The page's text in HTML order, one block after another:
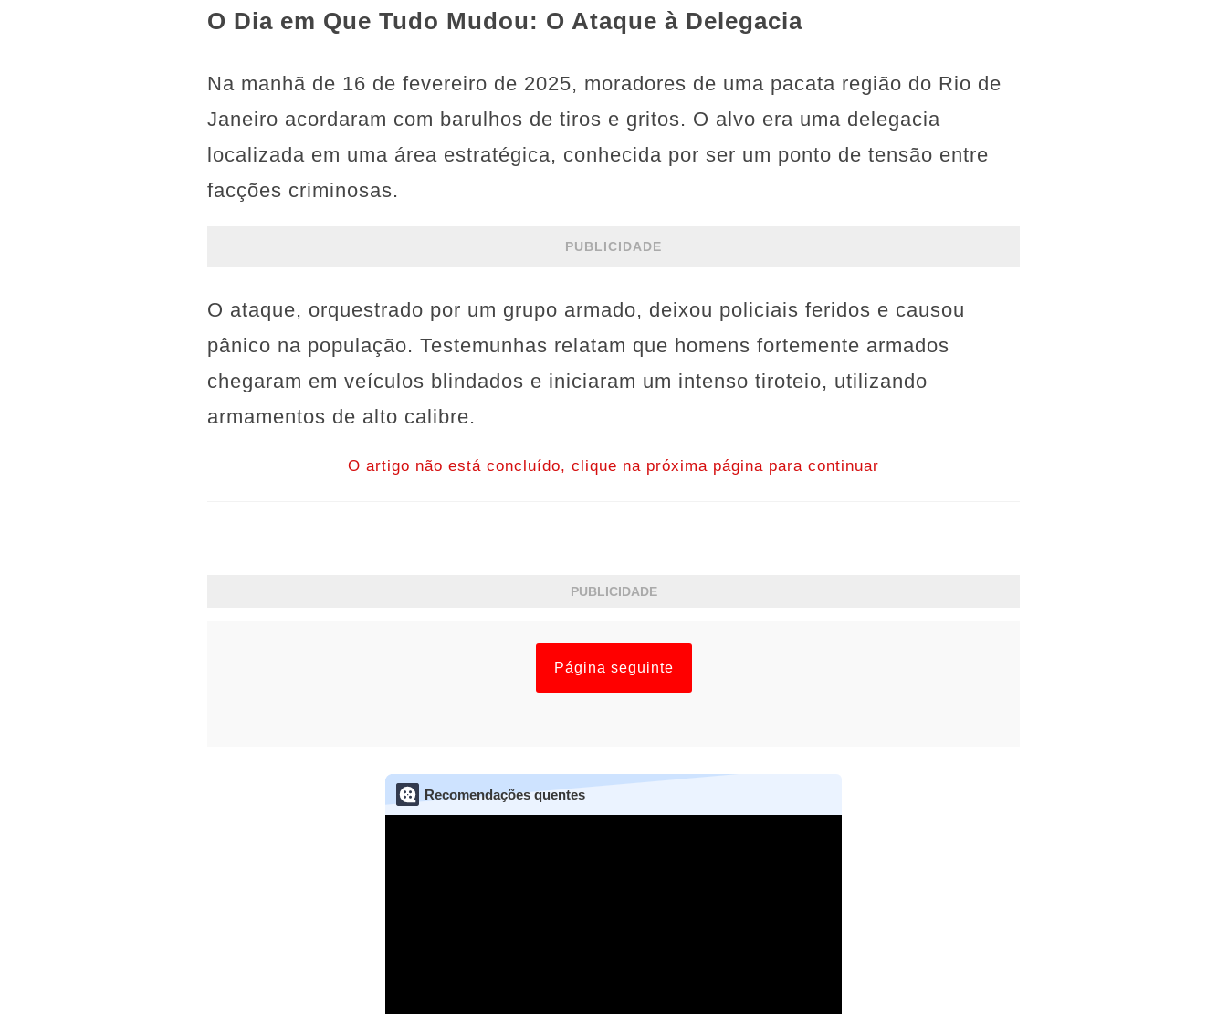
O Dia em Que Tudo Mudou: O Ataque à Delegacia
Na manhã de 16 de fevereiro de 2025, moradores de uma pacata região do Rio de
Janeiro acordaram com barulhos de tiros e gritos. O alvo era uma delegacia
localizada em uma área estratégica, conhecida por ser um ponto de tensão entre
facções criminosas.
PUBLICIDADE
O ataque, orquestrado por um grupo armado, deixou policiais feridos e causou
pânico na população. Testemunhas relatam que homens fortemente armados
chegaram em veículos blindados e iniciaram um intenso tiroteio, utilizando
armamentos de alto calibre.
O artigo não está concluído, clique na próxima página para continuar
PUBLICIDADE
Página seguinte
Recomendações quentes